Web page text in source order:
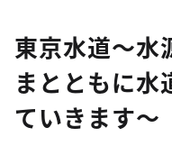
東京水道～水
まとともに水
ていきます～